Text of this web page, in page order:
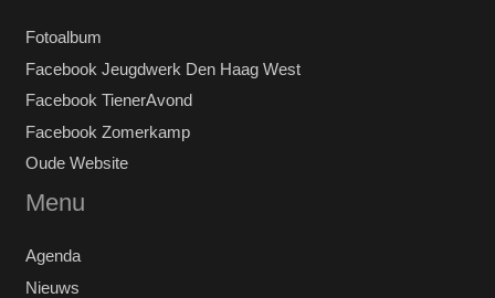
Fotoalbum
Facebook Jeugdwerk Den Haag West
Facebook TienerAvond
Facebook Zomerkamp
Oude Website
Menu
Agenda
Nieuws